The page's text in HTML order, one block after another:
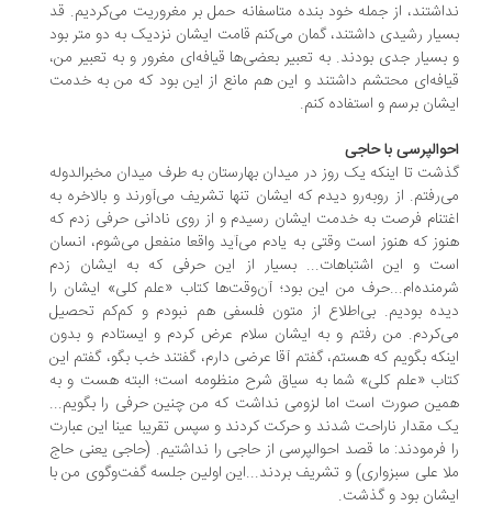
از جمله خود بنده متاسفانه حمل بر مغروریت می‌کردیم. قد
رشیدی داشتند، گمان می‌کنم قامت ایشان نزدیک به دو متر بود
جدی بودند. به تعبیر بعضی‌ها قیافه‌ای مغرور و به تعبیر من،
محتشم داشتند و این هم مانع از این بود که من به خدمت
برسم و استفاده کنم.
با حاجی
تا اینکه یک روز در میدان بهارستان به طرف میدان مخبرالدوله
از روبه‌رو دیدم که ایشان تنها تشریف می‌آورند و بالاخره به
فرصت به خدمت ایشان رسیدم و از روی نادانی حرفی زدم که
که هنوز است وقتی به یادم می‌آید واقعا منفعل می‌شوم، انسان
و این اشتباهات... بسیار از این حرفی که به ایشان زدم
من این بود؛ آن‌وقت‌ها کتاب «علم کلی» ایشان را
بودیم. بی‌اطلاع از متون فلسفی هم نبودم و کم‌کم تحصیل
من رفتم و به ایشان سلام عرض کردم و ایستادم و بدون
بگویم که هستم، گفتم آقا عرضی دارم، گفتند خب بگو، گفتم این
«علم کلی» شما به سیاق شرح منظومه است؛ البته هست و به
صورت است اما لزومی نداشت که من چنین حرفی را بگویم...
مقدار ناراحت شدند و حرکت کردند و سپس تقریبا عینا این عبارت
فرمودند: ما قصد احوالپرسی از حاجی را نداشتیم. (حاجی یعنی حاج
علی سبزواری) و تشریف بردند...این اولین جلسه گفت‌وگوی من با
بود و گذشت.